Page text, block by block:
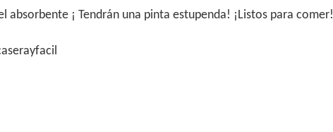
absorbente ¡ Tendrán una pinta estupenda! ¡Listos para comer!